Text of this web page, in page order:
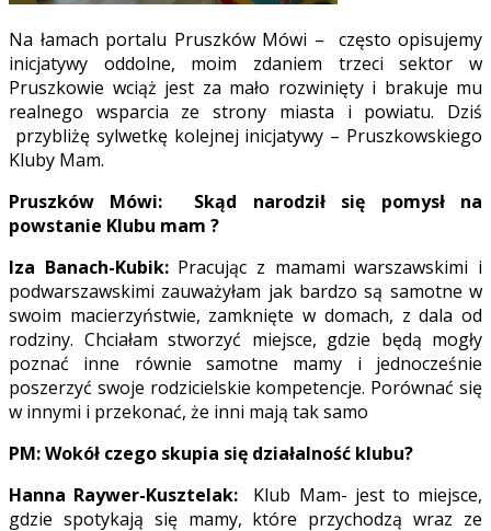
Na łamach portalu Pruszków Mówi – często opisujemy
inicjatywy oddolne, moim zdaniem trzeci sektor w
Pruszkowie wciąż jest za mało rozwinięty i brakuje mu
realnego wsparcia ze strony miasta i powiatu. Dziś
przybliżę sylwetkę kolejnej inicjatywy – Pruszkowskiego
Kluby Mam.
Pruszków Mówi: Skąd narodził się pomysł na
powstanie Klubu mam ?
Iza Banach-Kubik: Pracując z mamami warszawskimi i
podwarszawskimi zauważyłam jak bardzo są samotne w
swoim macierzyństwie, zamknięte w domach, z dala od
rodziny. Chciałam stworzyć miejsce, gdzie będą mogły
poznać inne równie samotne mamy i jednocześnie
poszerzyć swoje rodzicielskie kompetencje. Porównać się
w innymi i przekonać, że inni mają tak samo
PM: Wokół czego skupia się działalność klubu?
Hanna Raywer-Kusztelak:
Klub Mam- jest to miejsce,
gdzie spotykają się mamy, które przychodzą wraz ze